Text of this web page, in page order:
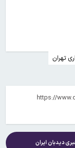
تهران
دیدبان ایران